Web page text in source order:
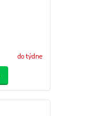
do týdne